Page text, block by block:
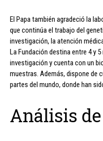
El Papa también agradeció la
que continúa el trabajo del
investigación, la atención
La Fundación destina entre 4 y
investigación y cuenta con un
muestras. Además, dispone de
partes del mundo, donde han
Análisis